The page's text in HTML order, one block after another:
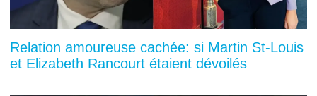
Relation amoureuse cachée: si Martin St-Louis
et Elizabeth Rancourt étaient dévoilés